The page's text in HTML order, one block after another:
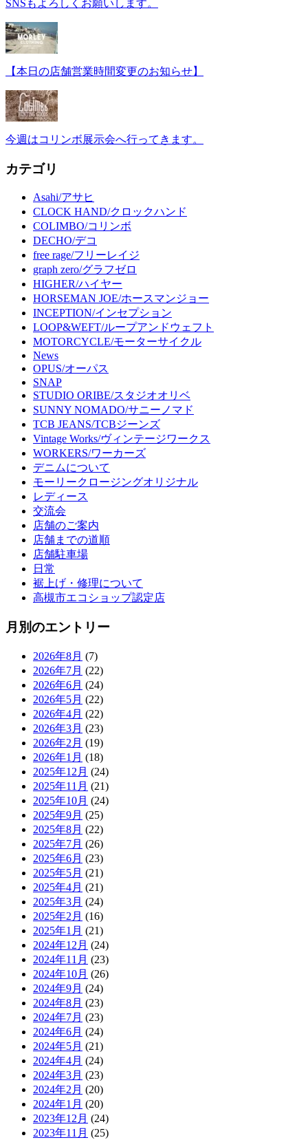
SNSもよろしくお願いします。
【本日の店舗営業時間変更のお知らせ】
今週はコリンボ展示会へ行ってきます。
カテゴリ
Asahi/アサヒ
CLOCK HAND/クロックハンド
COLIMBO/コリンボ
DECHO/デコ
free rage/フリーレイジ
graph zero/グラフゼロ
HIGHER/ハイヤー
HORSEMAN JOE/ホースマンジョー
INCEPTION/インセプション
LOOP&WEFT/ループアンドウェフト
MOTORCYCLE/モーターサイクル
News
OPUS/オーパス
SNAP
STUDIO ORIBE/スタジオオリベ
SUNNY NOMADO/サニーノマド
TCB JEANS/TCBジーンズ
Vintage Works/ヴィンテージワークス
WORKERS/ワーカーズ
デニムについて
モーリークロージングオリジナル
レディース
交流会
店舗のご案内
店舗までの道順
店舗駐車場
日常
裾上げ・修理について
高槻市エコショップ認定店
月別のエントリー
2026年8月 (7)
2026年7月 (22)
2026年6月 (24)
2026年5月 (22)
2026年4月 (22)
2026年3月 (23)
2026年2月 (19)
2026年1月 (18)
2025年12月 (24)
2025年11月 (21)
2025年10月 (24)
2025年9月 (25)
2025年8月 (22)
2025年7月 (26)
2025年6月 (23)
2025年5月 (21)
2025年4月 (21)
2025年3月 (24)
2025年2月 (16)
2025年1月 (21)
2024年12月 (24)
2024年11月 (23)
2024年10月 (26)
2024年9月 (24)
2024年8月 (23)
2024年7月 (23)
2024年6月 (24)
2024年5月 (21)
2024年4月 (24)
2024年3月 (23)
2024年2月 (20)
2024年1月 (20)
2023年12月 (24)
2023年11月 (25)